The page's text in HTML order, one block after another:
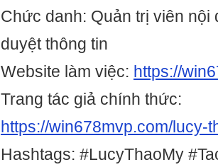
Chức danh: Quản trị viên nội
duyệt thông tin
Website làm việc: https://
Trang tác giả chính thức:
https://win678mvp.com/lucy-
Hashtags: #LucyThaoMy